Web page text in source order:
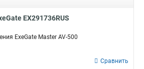
EX291736RUS
ExeGate Master AV-500
Сравнить